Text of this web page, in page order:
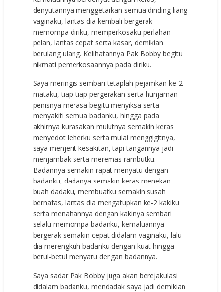
denyutannya menggetarkan semua dinding liang
vaginaku, lantas dia kembali bergerak
memompa diriku, memperkosaku perlahan
pelan, lantas cepat serta kasar, demikian
berulang ulang. Kelihatannya Pak Bobby begitu
nikmati pemerkosaannya pada diriku.
Saya meringis sembari tetaplah pejamkan ke-2
mataku, tiap-tiap pergerakan serta hunjaman
penisnya merasa begitu menyiksa serta
menyakiti semua badanku, hingga pada
akhirnya kurasakan mulutnya semakin keras
menyedot leherku serta mulai menggigitnya,
saya menjerit kesakitan, tapi tangannya jadi
menjambak serta meremas rambutku.
Badannya semakin rapat menyatu dengan
badanku, dadanya semakin keras menekan
buah dadaku, membuatku semakin susah
bernafas, lantas dia mengatupkan ke-2 kakiku
serta menahannya dengan kakinya sembari
selalu memompa badanku, kemaluannya
bergerak semakin cepat didalam vaginaku, lalu
dia merengkuh badanku dengan kuat hingga
betul-betul menyatu dengan badannya.
Saya sadar Pak Bobby juga akan berejakulasi
didalam badanku, mendadak saya jadi demikian